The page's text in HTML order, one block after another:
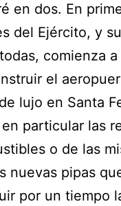
en dos. En
del Ejército, y
comienza
el
lujo en Santa
particular las
o de las
nuevas pipas
por un tiempo